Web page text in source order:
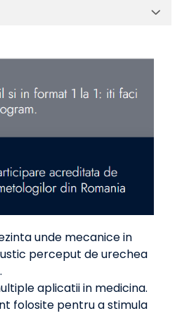
unde mecanice in
perceput de urechea
aplicatii in medicina.
folosite pentru a stimula